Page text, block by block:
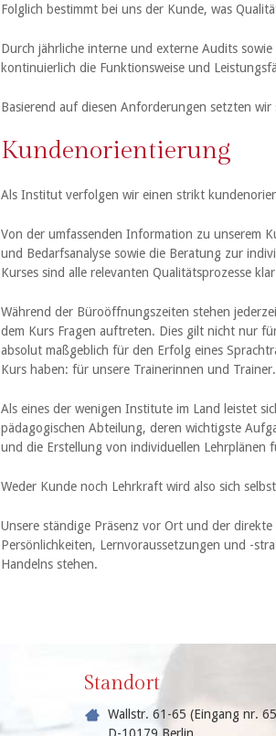
Folglich bestimmt bei uns der Kunde, was
Durch jährliche interne und externe Audits
kontinuierlich die Funktionsweise und
Basierend auf diesen Anforderungen setzten
Kundenorientierung
Als Institut verfolgen wir einen strikt
Von der umfassenden Information zu unserem
und Bedarfsanalyse sowie die Beratung zur
Kurses sind alle relevanten Qualitätsprozesse
Während der Büroöffnungszeiten stehen
dem Kurs Fragen auftreten. Dies gilt nicht nur
absolut maßgeblich für den Erfolg eines
Kurs haben: für unsere Trainerinnen und Trainer.
Als eines der wenigen Institute im Land leistet
pädagogischen Abteilung, deren wichtigste
und die Erstellung von individuellen Lehrplänen
Weder Kunde noch Lehrkraft wird also sich
Unsere ständige Präsenz vor Ort und der
Persönlichkeiten, Lernvoraussetzungen und -
Handelns stehen.
Standort
Wallstr. 61-65 (Eingang nr.